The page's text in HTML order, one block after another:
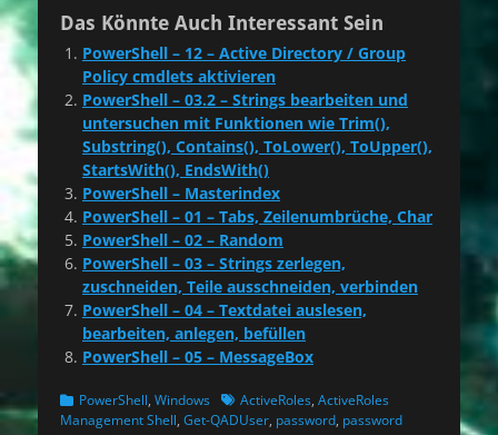
Das Könnte Auch Interessant Sein
PowerShell – 12 – Active Directory / Group
Policy cmdlets aktivieren
PowerShell – 03.2 – Strings bearbeiten und
untersuchen mit Funktionen wie Trim(),
Substring(), Contains(), ToLower(), ToUpper(),
StartsWith(), EndsWith()
PowerShell – Masterindex
PowerShell – 01 – Tabs, Zeilenumbrüche, Char
PowerShell – 02 – Random
PowerShell – 03 – Strings zerlegen,
zuschneiden, Teile ausschneiden, verbinden
PowerShell – 04 – Textdatei auslesen,
bearbeiten, anlegen, befüllen
PowerShell – 05 – MessageBox
Kategorien
PowerShell, Windows Schlagworte
ActiveRoles, ActiveRoles
Management Shell, Get-QADUser, password, password